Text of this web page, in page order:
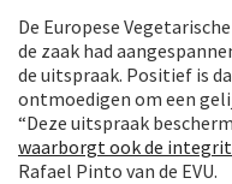
De Europese
de zaak had
de uitspraak. Positief is
ontmoedigen om een
“Deze uitspraak
waarborgt ook de
Rafael Pinto van de EVU.